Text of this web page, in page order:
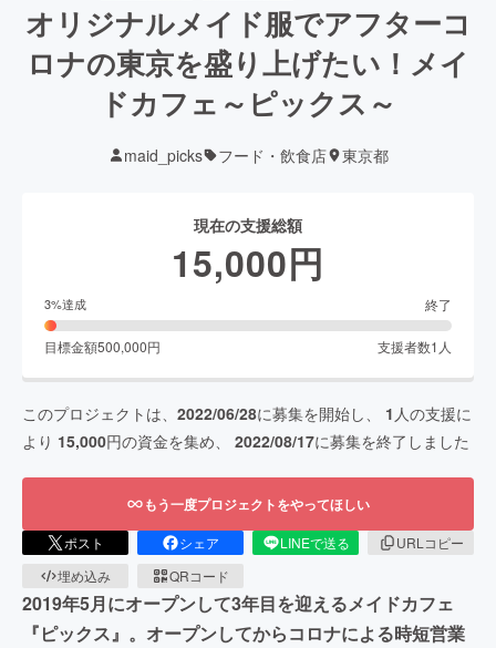
オリジナルメイド服でアフターコ
ロナの東京を盛り上げたい！メイ
ドカフェ～ピックス～
maid_picks フード・飲食店 東京都
現在の支援総額
15,000円
3%達成 終了
目標金額500,000円 支援者数1 人
このプロジェクトは、 2022/06/28に募集を開始し、 1 人の支援に
より 15,000円の資金を集め、 2022/08/17に募集を終了しました
もう一度プロジェクトをやってほしい
ポスト シェア LINEで送る
URLコピー
埋め込み
QRコード
2019年5月にオープンして3年目を迎えるメイドカフェ
『ピックス』。オープンしてからコロナによる時短営業